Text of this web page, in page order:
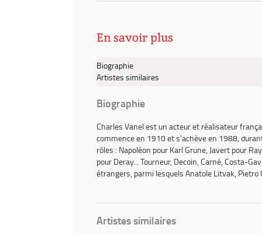
En savoir plus
Biographie
Artistes similaires
Biographie
Charles Vanelest un acteur et réalisateur
commence en 1910 et s'achève en 1988,
rôles : Napoléon pour Karl Grune, Javert pour
pour Deray... Tourneur, Decoin, Carné, Costa-
étrangers, parmi lesquels Anatole Litvak, Pietro
Artistes similaires